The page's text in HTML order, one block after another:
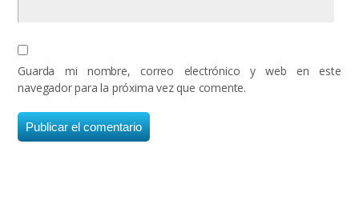
Guarda mi nombre, correo electrónico y web en este
navegador para la próxima vez que comente.